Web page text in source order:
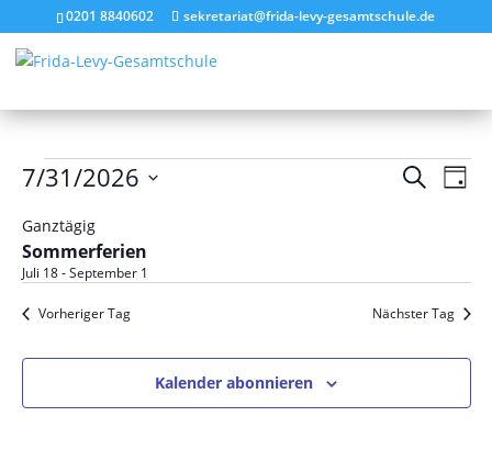
0201 8840602 sekretariat@frida-levy-gesamtschule.de
Veranstaltungen
Juli
31,
2026
SucheTag
7/31/2026
wählen.
Ganztägig
Sommerferien
Juli 18-September 1
Vorheriger Tag Nächster Tag
Kalender abonnieren